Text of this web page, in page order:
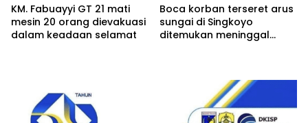
Total di Desa Huhak
KM. Fabuayyi GT 21 mati
mesin 20 orang dievakuasi
dalam keadaan selamat
Boca korban terseret arus
sungai di Singkoyo
ditemukan meninggal